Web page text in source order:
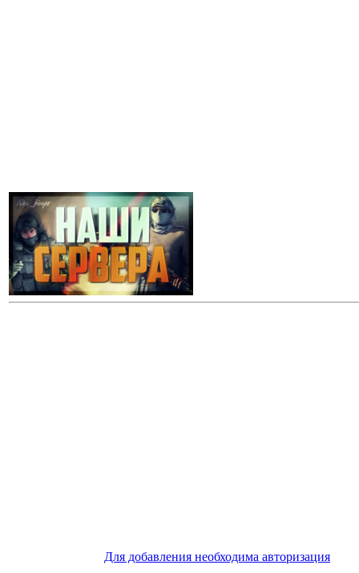
Для добавления необходима авторизация